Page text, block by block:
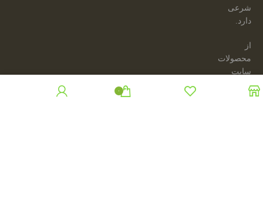
شرعی
دارد.
از
محصولات
سایت
فقط
جهت
۰